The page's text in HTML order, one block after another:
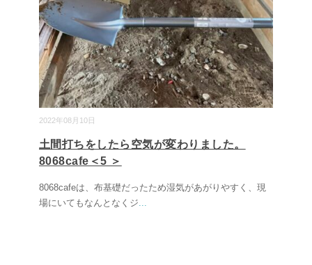
2022年08月10日
土間打ちをしたら空気が変わりました。
8068cafe＜5 ＞
8068cafeは、布基礎だったため湿気があがりやすく、現
場にいてもなんとなくジ